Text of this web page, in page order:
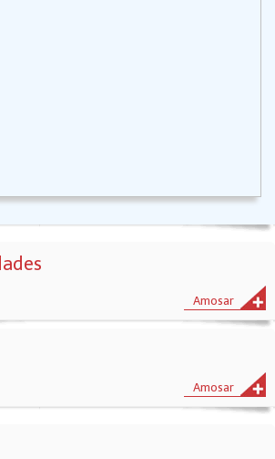
Amosar
Amosar